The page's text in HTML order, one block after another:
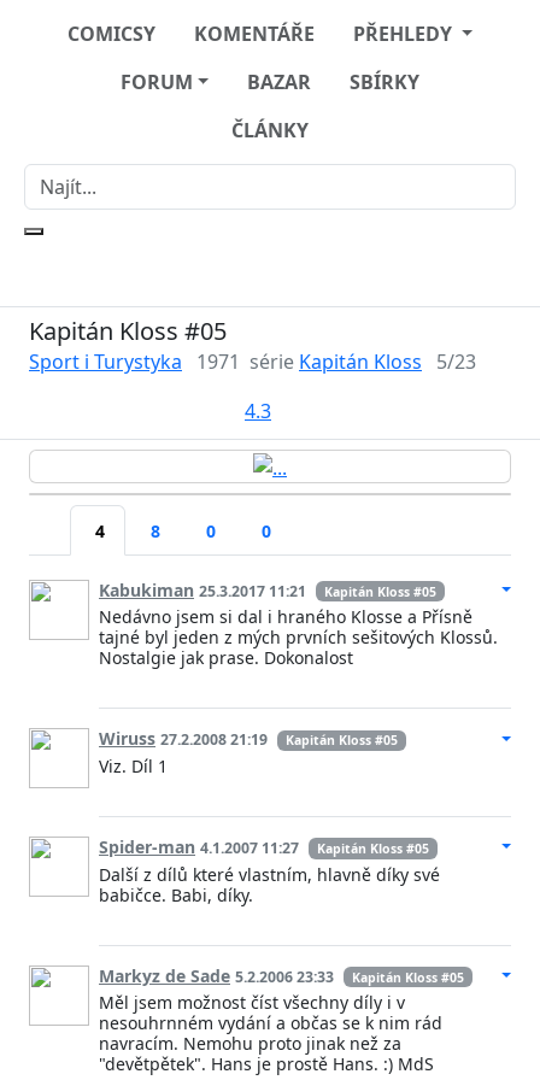
COMICSY KOMENTÁŘE
PŘEHLEDY
FORUM
BAZAR
SBÍRKY
ČLÁNKY
Kapitán Kloss #05
Sport i Turystyka 1971 série Kapitán Kloss
5/23
4.3
4 8 0 0
Kabukiman 25.3.2017 11:21 Kapitán Kloss #05
Nedávno jsem si dal i hraného Klosse a Přísně
tajné byl jeden z mých prvních sešitových Klossů.
Nostalgie jak prase. Dokonalost
Wiruss 27.2.2008 21:19 Kapitán Kloss #05
Viz. Díl 1
Spider-man 4.1.2007 11:27 Kapitán Kloss #05
Další z dílů které vlastním, hlavně díky své
babičce. Babi, díky.
Markyz de Sade 5.2.2006 23:33 Kapitán Kloss #05
Měl jsem možnost číst všechny díly i v
nesouhrnném vydání a občas se k nim rád
navracím. Nemohu proto jinak než za
"devětpětek". Hans je prostě Hans. :) MdS